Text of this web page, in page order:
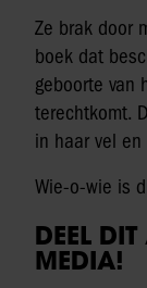
Ze brak door
boek dat
geboorte van
terechtkomt.
in haar vel
Wie-o-wie is
DEEL
MEDIA!